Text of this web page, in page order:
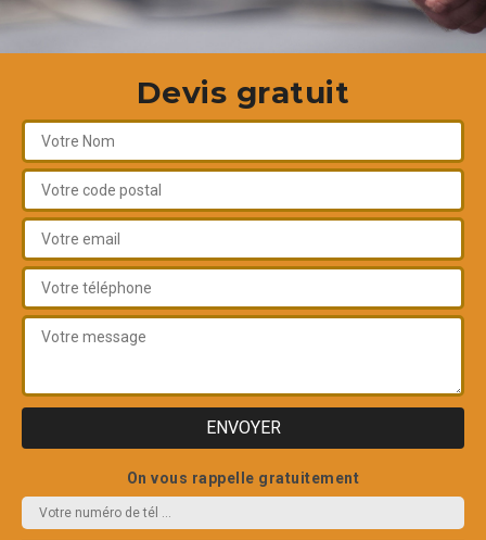
Devis gratuit
On vous rappelle gratuitement